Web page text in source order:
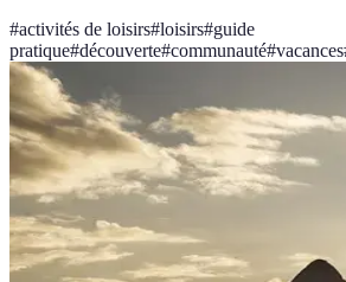
#activités de loisirs#loisirs#guide
pratique#découverte#communauté#vacances